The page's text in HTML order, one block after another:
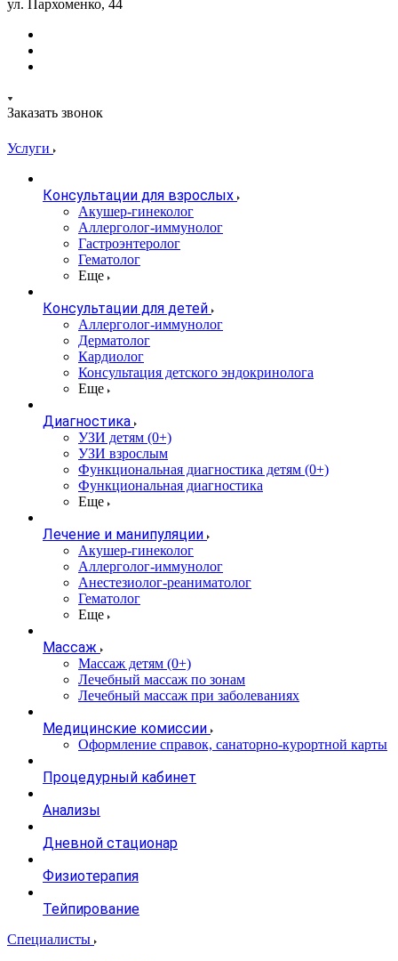
ул. Пархоменко, 44
Заказать звонок
Услуги
Консультации для взрослых
Акушер-гинеколог
Аллерголог-иммунолог
Гастроэнтеролог
Гематолог
Еще
Консультации для детей
Аллерголог-иммунолог
Дерматолог
Кардиолог
Консультация детского эндокринолога
Еще
Диагностика
УЗИ детям (0+)
УЗИ взрослым
Функциональная диагностика детям (0+)
Функциональная диагностика
Еще
Лечение и манипуляции
Акушер-гинеколог
Аллерголог-иммунолог
Анестезиолог-реаниматолог
Гематолог
Еще
Массаж
Массаж детям (0+)
Лечебный массаж по зонам
Лечебный массаж при заболеваниях
Медицинские комиссии
Оформление справок, санаторно-курортной карты
Процедурный кабинет
Анализы
Дневной стационар
Физиотерапия
Тейпирование
Специалисты